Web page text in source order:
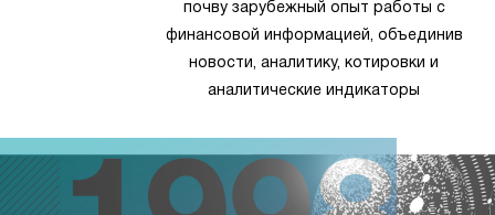
почву зарубежный опыт работы с
финансовой информацией, объединив
новости, аналитику, котировки и
аналитические индикаторы